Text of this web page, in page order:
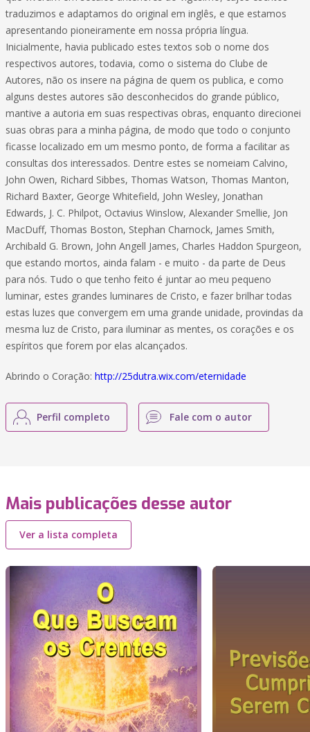
traduzimos e adaptamos do original em inglês, e que estamos
apresentando pioneiramente em nossa própria língua.
Inicialmente, havia publicado estes textos sob o nome dos
respectivos autores, todavia, como o sistema do Clube de
Autores, não os insere na página de quem os publica, e como
alguns destes autores são desconhecidos do grande público,
mantive a autoria em suas respectivas obras, enquanto direcionei
suas obras para a minha página, de modo que todo o conjunto
ficasse localizado em um mesmo ponto, de forma a facilitar as
consultas dos interessados. Dentre estes se nomeiam Calvino,
John Owen, Richard Sibbes, Thomas Watson, Thomas Manton,
Richard Baxter, George Whitefield, John Wesley, Jonathan
Edwards, J. C. Philpot, Octavius Winslow, Alexander Smellie, Jon
MacDuff, Thomas Boston, Stephan Charnock, James Smith,
Archibald G. Brown, John Angell James, Charles Haddon Spurgeon,
que estando mortos, ainda falam - e muito - da parte de Deus
para nós. Tudo o que tenho feito é juntar ao meu pequeno
luminar, estes grandes luminares de Cristo, e fazer brilhar todas
estas luzes que convergem em uma grande unidade, provindas da
mesma luz de Cristo, para iluminar as mentes, os corações e os
espíritos que forem por elas alcançados.
Abrindo o Coração: http://25dutra.wix.com/eternidade
Perfil completo Fale com o autor
Mais publicações desse autor
Ver a lista completa